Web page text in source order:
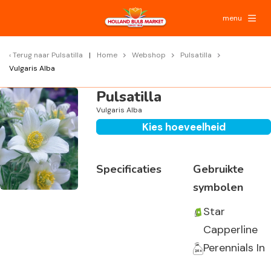
menu
Terug naar Pulsatilla Home Webshop
Pulsatilla
Vulgaris Alba
Pulsatilla
Vulgaris Alba
Kies hoeveelheid
Specificaties
Gebruikte
symbolen
Star
Capperline
Perennials In